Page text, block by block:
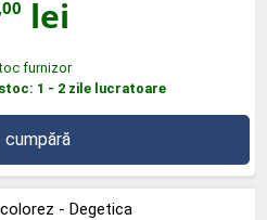
lei
furnizor
1 - 2 zile lucratoare
cumpără